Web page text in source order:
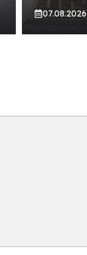
07.08.2026